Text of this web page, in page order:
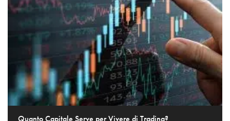
Quanto Capitale Serve per Vivere di Trading?